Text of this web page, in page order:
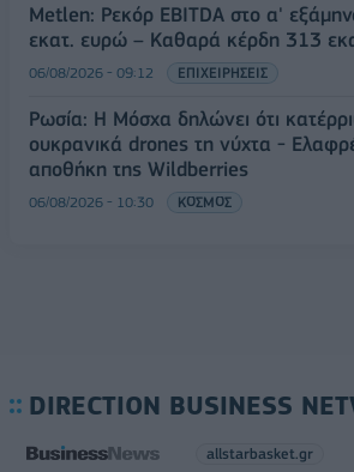
Metlen: Ρεκόρ EBITDA στο α'
εκατ. ευρώ – Καθαρά κέρδη 313
06/08/2026 - 09:12 ΕΠΙΧΕΙΡΗΣΕΙΣ
Ρωσία: Η Μόσχα δηλώνει ότι
ουκρανικά drones τη νύχτα -
αποθήκη της Wildberries
06/08/2026 - 10:30 ΚΟΣΜΟΣ
DIRECTION BUSINESS
allstarbasket.gr